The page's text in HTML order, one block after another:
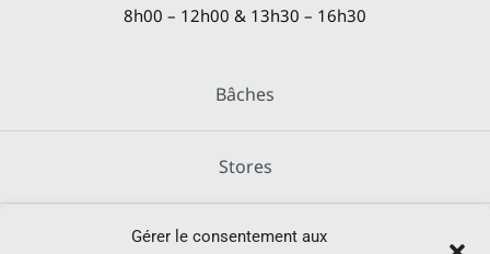
Gérer le consentement aux
8h00 – 12h00 & 13h30 – 16h30
Bâches
Stores
Métallerie